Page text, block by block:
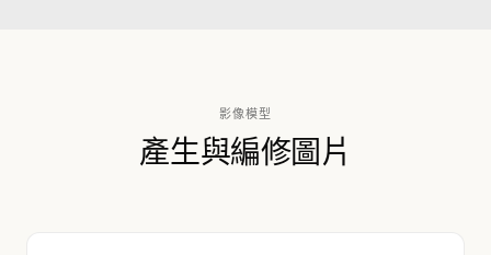
影像模型
產生與編修圖片